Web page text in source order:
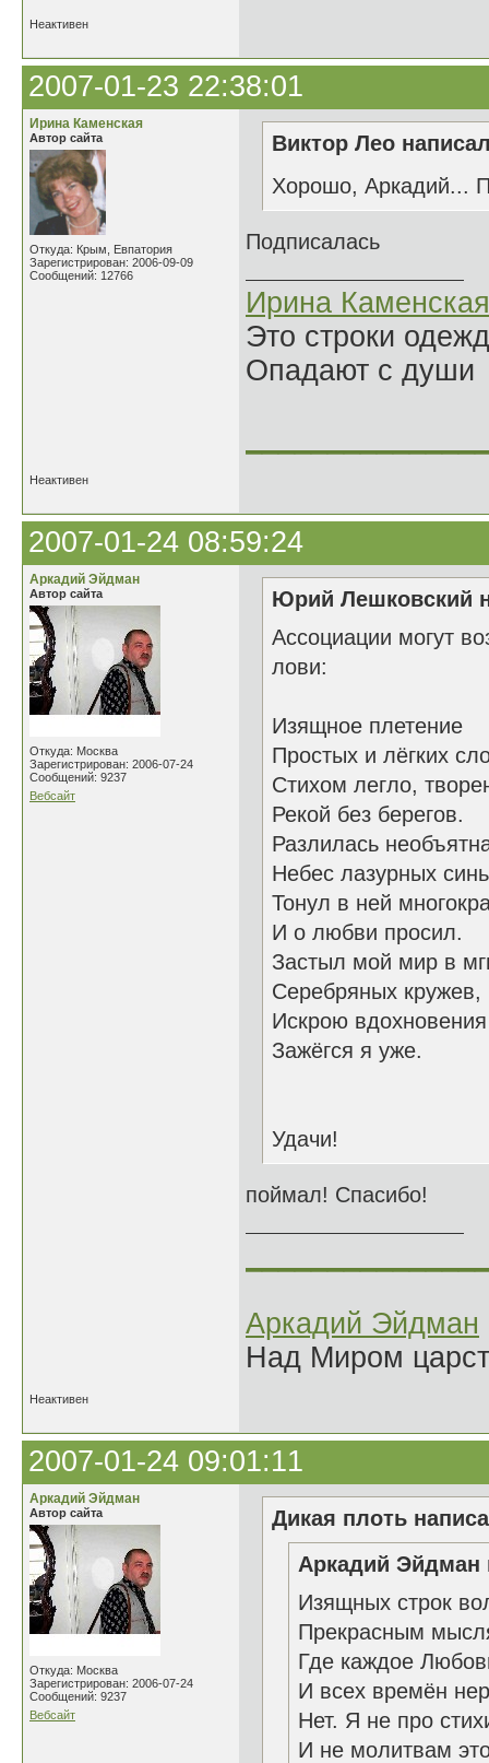
Неактивен
2007-01-23 22:38:01
Ирина Каменская
Автор сайта
Откуда: Крым, Евпатория
Зарегистрирован: 2006-09-09
Сообщений: 12766
Виктор Лео
Хорошо, Аркадий...
Подписалась
Ирина Каменская
Это строки
Опадают с души
Неактивен
2007-01-24 08:59:24
Аркадий Эйдман
Автор сайта
Откуда: Москва
Зарегистрирован: 2006-07-24
Сообщений: 9237
Вебсайт
Юрий Лешковский
Ассоциации могут
лови:
Изящное плетение
Простых и лёгких
Стихом легло,
Рекой без берегов.
Разлилась
Небес лазурных
Тонул в ней
И о любви просил.
Застыл мой мир в
Серебряных кружев,
Искрою вдохновения
Зажёгся я уже.
Удачи!
поймал! Спасибо!
Аркадий Эйдман
Над Миром
Неактивен
2007-01-24 09:01:11
Аркадий Эйдман
Автор сайта
Откуда: Москва
Зарегистрирован: 2006-07-24
Сообщений: 9237
Вебсайт
Дикая плоть
Аркадий Эйдман
Изящных строк
Прекрасным
Где каждое
И всех времён
Нет. Я не про
И не молитвам